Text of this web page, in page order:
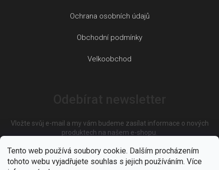
Tento web používá soubory cookie. Dalším procházením
tohoto webu vyjadřujete souhlas s jejich používáním. Více
Ochrana osobních údajů
Obchodní podmínky
Velkoobchod
Vložte svůj e-mail a my vám budeme zasílat informace o nových
produktech na našem e-shopu.
E-mail